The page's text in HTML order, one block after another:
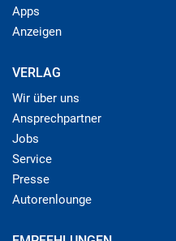
Apps
Anzeigen
VERLAG
Wir über uns
Ansprechpartner
Jobs
Service
Presse
Autorenlounge